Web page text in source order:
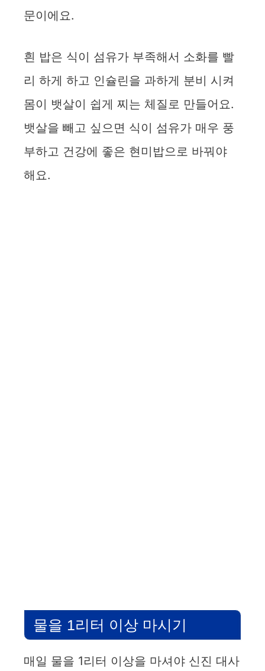
문이에요.
흰 밥은 식이 섬유가 부족해서 소화를 빨
리 하게 하고 인슐린을 과하게 분비 시켜
몸이 뱃살이 쉽게 찌는 체질로 만들어요.
뱃살을 빼고 싶으면 식이 섬유가 매우 풍
부하고 건강에 좋은 현미밥으로 바꿔야
해요.
물을 1리터 이상 마시기
매일 물을 1리터 이상을 마셔야 신진 대사